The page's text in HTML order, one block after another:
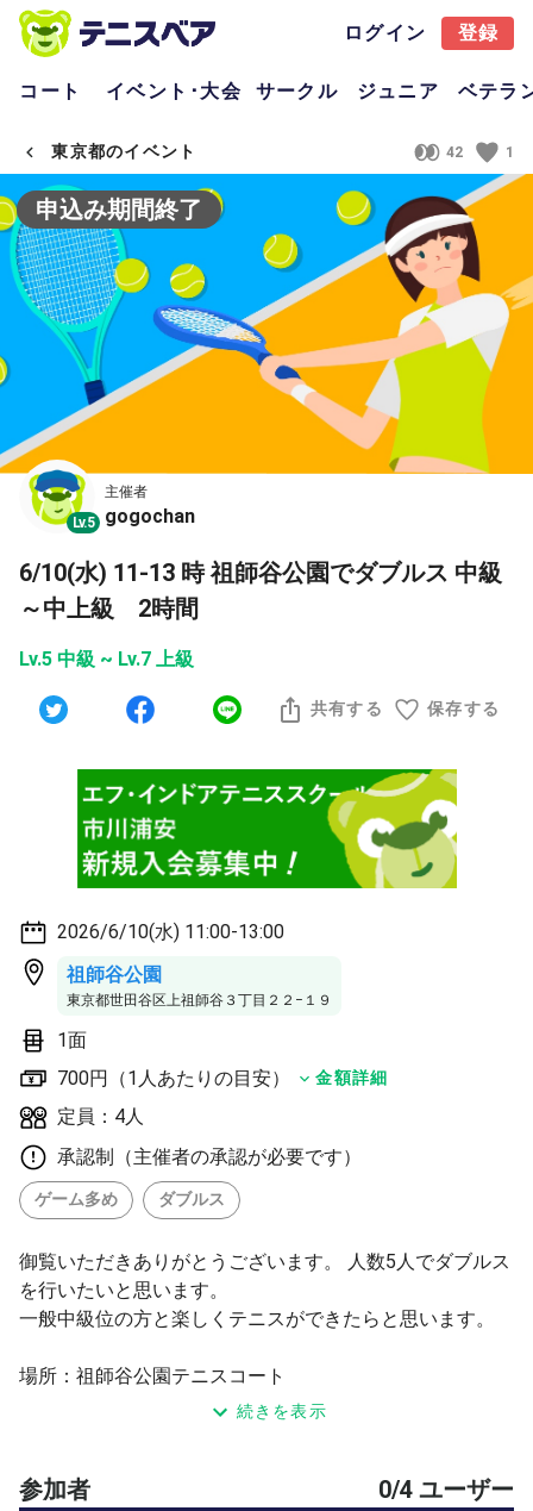
ログイン 登録
コート イベント･大会 サークル ジュニア ベテラ
東京都のイベント 42 1
申込み期間終了
Lv.5
主催者
gogochan
6/10(水) 11-13 時 祖師谷公園でダブルス 中級
～中上級 2時間
Lv.5 中級 ~ Lv.7 上級
共有する 保存する
2026/6/10(水) 11:00-13:00
祖師谷公園
東京都世田谷区上祖師谷３丁目２２−１９
1面
700円（1人あたりの目安）
金額詳細
定員：4人
承認制（主催者の承認が必要です）
ゲーム多め ダブルス
御覧いただきありがとうございます。 人数5人でダブルス
を行いたいと思います。
一般中級位の方と楽しくテニスができたらと思います。
場所：祖師谷公園テニスコート
日時：6/10(水)11-13 時 2時間
します。
続きを表示
参加者 0/4 ユーザー